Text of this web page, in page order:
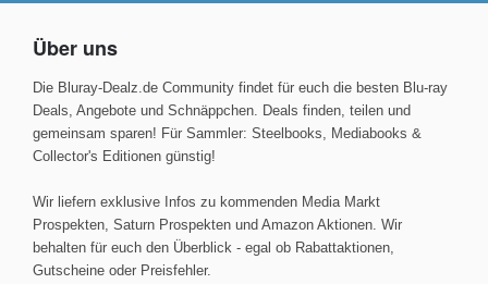
Über uns
Die Bluray-Dealz.de Community findet für euch die besten Blu-ray
Deals, Angebote und Schnäppchen. Deals finden, teilen und
gemeinsam sparen! Für Sammler: Steelbooks, Mediabooks &
Collector's Editionen günstig!
Wir liefern exklusive Infos zu kommenden Media Markt
Prospekten, Saturn Prospekten und Amazon Aktionen. Wir
behalten für euch den Überblick - egal ob Rabattaktionen,
Gutscheine oder Preisfehler.